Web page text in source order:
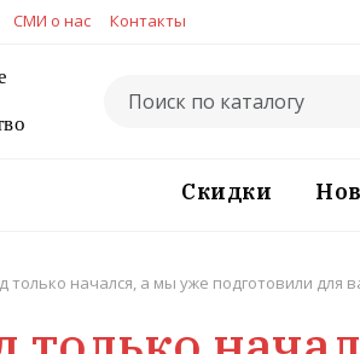
СМИ о нас Контакты
Скидки
только начался, а мы уже подготовили для